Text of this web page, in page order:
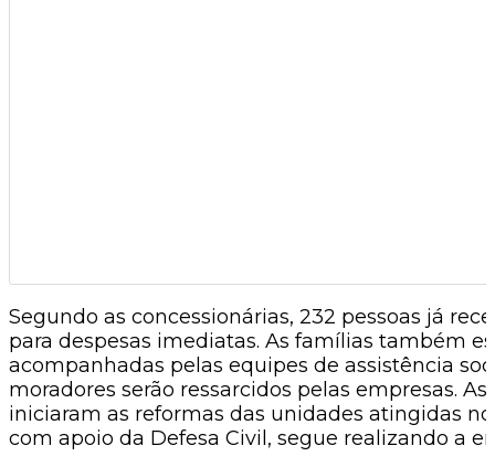
Segundo as concessionárias, 232 pessoas já
para despesas imediatas. As famílias também
acompanhadas pelas equipes de assistência
moradores serão ressarcidos pelas empresas.
iniciaram as reformas das unidades atingidas
com apoio da Defesa Civil, segue realizando a